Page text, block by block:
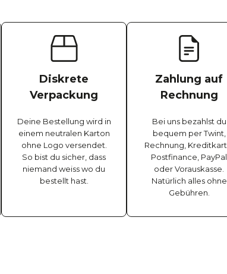
Diskrete
Verpackung
Deine Bestellung wird in
einem neutralen Karton
ohne Logo versendet.
So bist du sicher, dass
niemand weiss wo du
bestellt hast.
Zahlung auf
Rechnung
Bei uns bezahlst du
bequem per Twint,
Rechnung,
Postfinance, PayPal
oder Vorauskasse.
Natürlich alles ohne
Gebühren.